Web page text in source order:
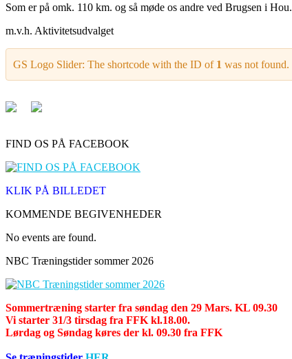
Som er på omk. 110 km. og så møde os andre ved Brugsen i Hou.
m.v.h. Aktivitetsudvalget
GS Logo Slider: The shortcode with the ID of 1 was not found.
FIND OS PÅ FACEBOOK
KLIK PÅ BILLEDET
KOMMENDE BEGIVENHEDER
No events are found.
NBC Træningstider sommer 2026
Sommertræning starter fra søndag den 29 Mars. KL 09.30
Vi starter 31/3 tirsdag fra FFK kl.18.00.
Lørdag og Søndag køres der kl. 09.30 fra FFK